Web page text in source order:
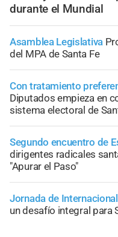
durante el Mundial
Asamblea Legislativa
del MPA de Santa Fe
Con tratamiento
Diputados empieza en
sistema electoral de
Segundo encuentro de
dirigentes radicales
"Apurar el Paso"
Jornada de
un desafío integral para